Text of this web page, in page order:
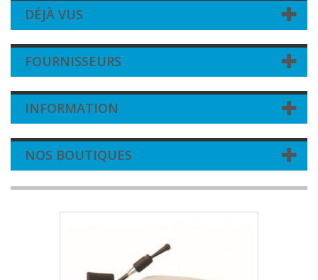
DÉJÀ VUS
FOURNISSEURS
INFORMATION
NOS BOUTIQUES